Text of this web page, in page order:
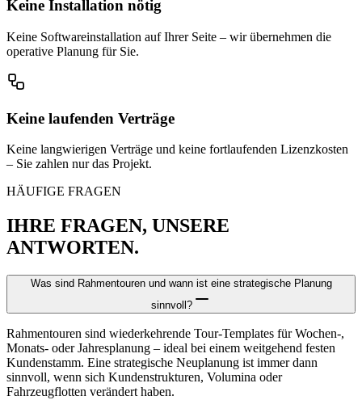
Keine Installation nötig
Keine Softwareinstallation auf Ihrer Seite – wir übernehmen die
operative Planung für Sie.
Keine laufenden Verträge
Keine langwierigen Verträge und keine fortlaufenden Lizenzkosten
– Sie zahlen nur das Projekt.
HÄUFIGE FRAGEN
IHRE FRAGEN, UNSERE
ANTWORTEN.
Was sind Rahmentouren und wann ist eine strategische Planung
sinnvoll?
Rahmentouren sind wiederkehrende Tour-Templates für Wochen-,
Monats- oder Jahresplanung – ideal bei einem weitgehend festen
Kundenstamm. Eine strategische Neuplanung ist immer dann
sinnvoll, wenn sich Kundenstrukturen, Volumina oder
Fahrzeugflotten verändert haben.